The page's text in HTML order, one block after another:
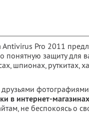
Antivirus Pro 2011
понятную защиту для
шпионах, руткитах,
друзьями
в интернет-магазинах
не беспокоясь о